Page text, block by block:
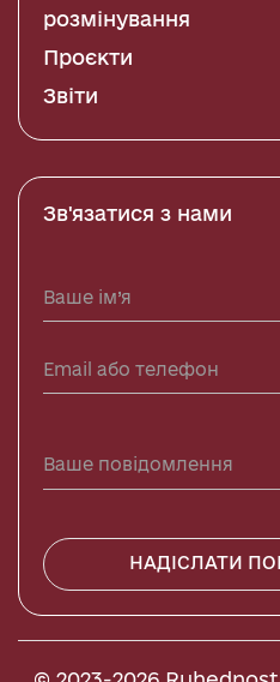
розмінування
Проєкти
Звіти
Зв'язатися з нами
НАДІСЛАТИ